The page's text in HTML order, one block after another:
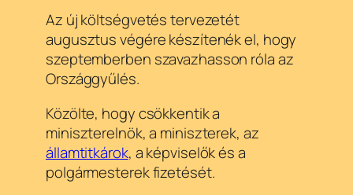
Az új költségvetés tervezetét
augusztus végére készítenék el, hogy
szeptemberben szavazhasson róla az
Országgyűlés.
Közölte, hogy csökkentik a
miniszterelnök, a miniszterek, az
államtitkárok, a képviselők és a
polgármesterek fizetését.